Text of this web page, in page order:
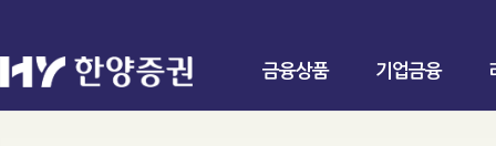
금융상품 기업금융